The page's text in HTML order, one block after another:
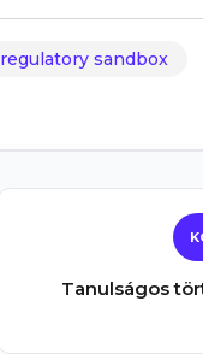
regulatory sandbox
Tanulságos